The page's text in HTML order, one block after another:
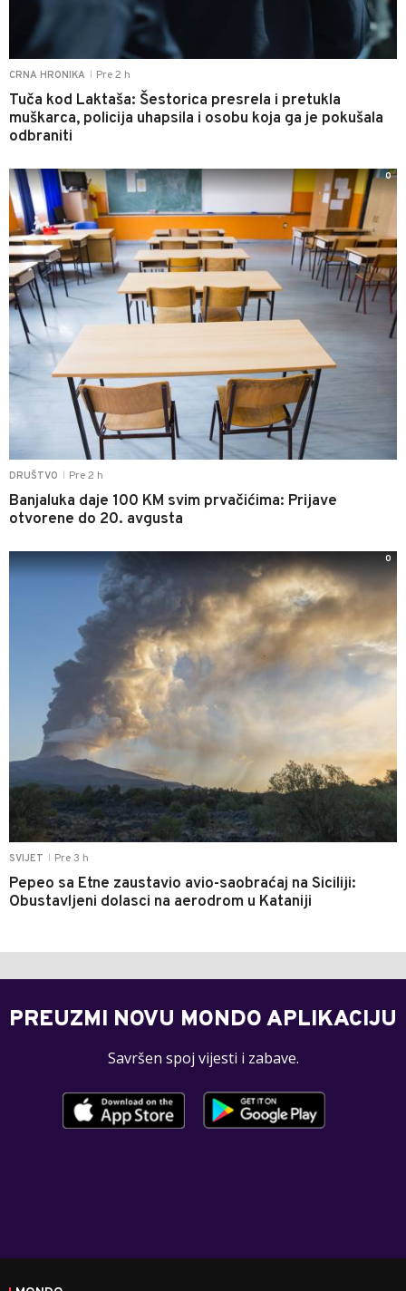
CRNA HRONIKA Pre 2 h
Tuča kod Laktaša: Šestorica presrela i pretukla
muškarca, policija uhapsila i osobu koja ga je pokušala
odbraniti
DRUŠTVO Pre 2 h
Banjaluka daje 100 KM svim prvačićima: Prijave
otvorene do 20. avgusta
0
SVIJET Pre 3 h
Pepeo sa Etne zaustavio avio-saobraćaj na Siciliji:
Obustavljeni dolasci na aerodrom u Kataniji
0
PREUZMI NOVU MONDO APLIKACIJU
Savršen spoj vijesti i zabave.